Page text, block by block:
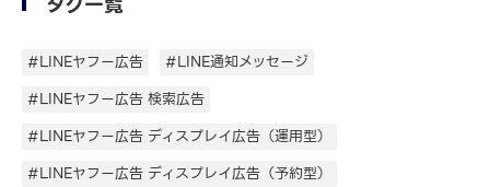
#LINEヤフー広告
#LINE通知メッセージ
#LINEヤフー広告 検索広告
#LINEヤフー広告 ディスプレイ広告（運用型）
#LINEヤフー広告 ディスプレイ広告（予約型）